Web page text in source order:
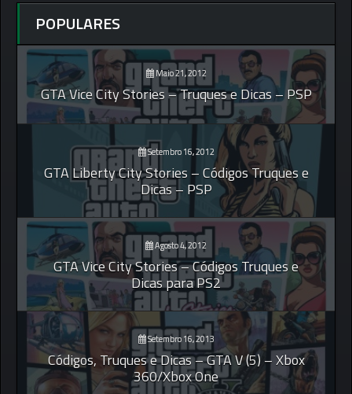
POPULARES
Maio 21, 2012
GTA Vice City Stories – Truques e Dicas – PSP
Setembro 16, 2012
GTA Liberty City Stories – Códigos Truques e
Dicas – PSP
Agosto 4, 2012
GTA Vice City Stories – Códigos Truques e
Dicas para PS2
Setembro 16, 2013
Códigos, Truques e Dicas – GTA V (5) – Xbox
360/Xbox One